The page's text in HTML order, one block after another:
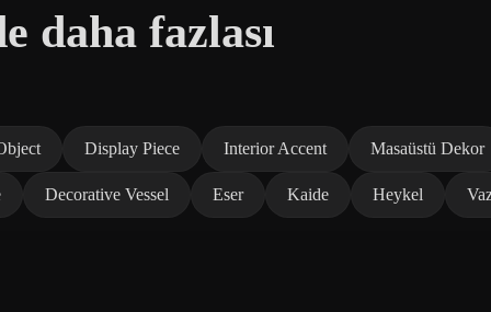
daha fazlası
Display Piece Interior Accent Masaüstü Dekor
Decorative Vessel Eser Kaide Heykel